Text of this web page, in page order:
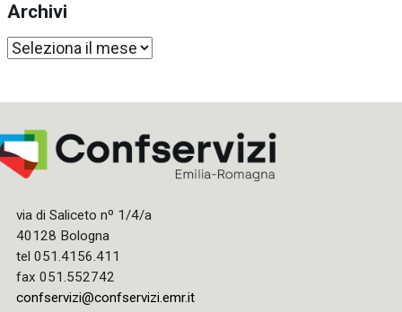
Archivi
Archivi
via di Saliceto nº 1/4/a
40128 Bologna
tel 051.4156.411
fax 051.552742
confservizi@confservizi.emr.it